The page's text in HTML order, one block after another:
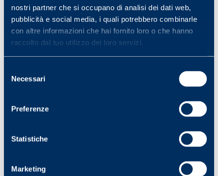
nostri partner che si occupano di analisi dei dati web,
pubblicità e social media, i quali potrebbero combinarle
con altre informazioni che hai fornito loro o che hanno
raccolto dal tuo utilizzo dei loro servizi.
delNecessari
Preferenze
Statistiche
Marketing
BORDOCAMPO: LUCIANA SODARO
Il vissuto di un’azienda è fatto anche della dedizione e
dedicato negli anni. Conferma di ciò, in casa FILA,…